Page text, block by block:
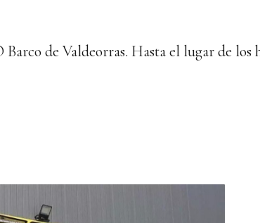
de Valdeorras. Hasta el lugar de los